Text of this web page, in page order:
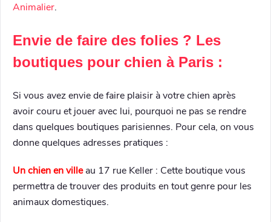
Animalier.
Envie de faire des folies ? Les
boutiques pour chien à Paris :
Si vous avez envie de faire plaisir à votre chien après
avoir couru et jouer avec lui, pourquoi ne pas se rendre
dans quelques boutiques parisiennes. Pour cela, on vous
donne quelques adresses pratiques :
Un chien en villeau 17 rue Keller : Cette boutique vous
permettra de trouver des produits en tout genre pour les
animaux domestiques.